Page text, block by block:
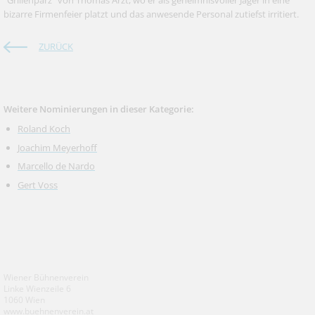
bizarre Firmenfeier platzt und das anwesende Personal zutiefst irritiert.
ZURÜCK
Weitere Nominierungen in dieser Kategorie:
Roland Koch
Joachim Meyerhoff
Marcello de Nardo
Gert Voss